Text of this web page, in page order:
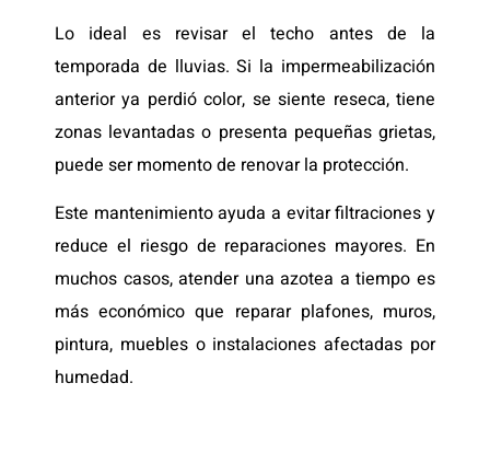
Lo ideal es revisar el techo antes de la
temporada de lluvias. Si la impermeabilización
anterior ya perdió color, se siente reseca, tiene
zonas levantadas o presenta pequeñas grietas,
puede ser momento de renovar la protección.
Este mantenimiento ayuda a evitar filtraciones y
reduce el riesgo de reparaciones mayores. En
muchos casos, atender una azotea a tiempo es
más económico que reparar plafones, muros,
pintura, muebles o instalaciones afectadas por
humedad.